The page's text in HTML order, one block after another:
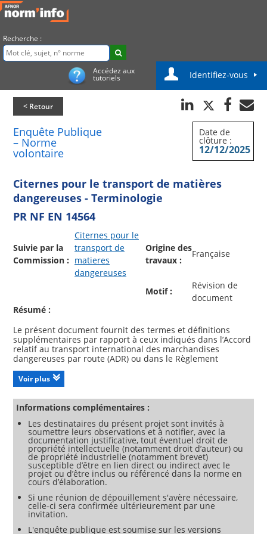
Recherche :
Accédez aux
tutoriels Identifiez-vous
< Retour
Enquête Publique
– Norme
volontaire
Date de
clôture :
12/12/2025
Citernes pour le transport de matières
dangereuses - Terminologie
PR NF EN 14564
Suivie par la
Commission :
Citernes pour le
transport de
matieres
dangereuses
Origine des
travaux :
Française
Motif :
Révision de
document
Résumé :
Le présent document fournit des termes et définitions
supplémentaires par rapport à ceux indiqués dans l’Accord
relatif au transport international des marchandises
dangereuses par route (ADR) ou dans le Règlement
marchandises dangereuses (RID), figurant à l’Appendice C
de la Convention sur les transports internationaux
ferroviaires (COTIF).
Il fait partie d’une série élaborée par le CEN/TC 296 sur le
transport des marchandises dangereuses. Cette série
facilite la bonne application de l’ADR et du RID. Il est
applicable aux citernes destinées au transport de
marchandises dangereuses. Il ne s’applique pas au
transport en vrac de marchandises dangereuses. Pour des
raisons pratiques, l’Annexe A (informative) reprend
certaines définitions horizontales tirées du chapitre 1.2 de
l’ADR et du RID 2025 et l’Annexe B (informative) reprend
certaines définitions tirées du chapitre 6.7 de l’ADR et du
RID 2025, spécifiques des citernes mobiles.
Les Annexes C, D et E (informatives) fournissent des index
alphabétiques trilingues des termes en anglais, en français
et en allemand, classés respectivement par ordre
Voir plus
Informations complémentaires :
Les destinataires du présent projet sont invités à
soumettre leurs observations et à notifier, avec la
documentation justificative, tout éventuel droit de
propriété intellectuelle (notamment droit d’auteur) ou
de propriété industrielle (notamment brevet)
susceptible d’être en lien direct ou indirect avec le
projet ou d’être inclus ou référencé dans la norme en
cours d’élaboration.
Si une réunion de dépouillement s'avère nécessaire,
celle-ci sera confirmée ultérieurement par une
invitation.
L'enquête publique est soumise sur les versions